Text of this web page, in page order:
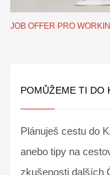
JOB OFFER PRO
POMŮŽEME TI DO
Plánuješ cestu do
anebo tipy na
zkušenosti dalších